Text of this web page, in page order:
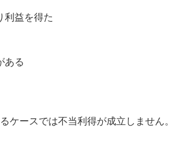
利益を得た
ある
ケースでは不当利得が成立しません。